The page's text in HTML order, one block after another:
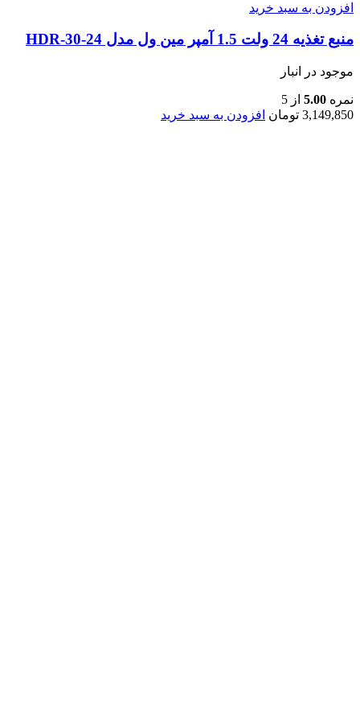
افزودن به سبد خرید
منبع تغذیه 24 ولت 1.5 آمپر مین ول مدل HDR-30-24
موجود در انبار
نمره 5.00 از 5
3,149,850 تومان افزودن به سبد خرید